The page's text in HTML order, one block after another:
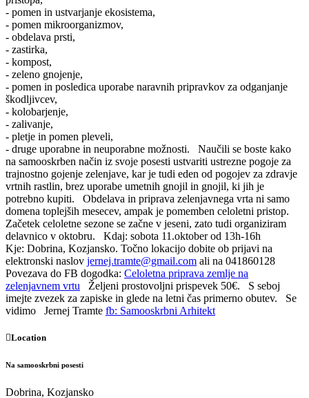
- pomen in ustvarjanje ekosistema,
- pomen mikroorganizmov,
- obdelava prsti,
- zastirka,
- kompost,
- zeleno gnojenje,
- pomen in posledica uporabe naravnih pripravkov za odganjanje
škodljivcev,
- kolobarjenje,
- zalivanje,
- pletje in pomen pleveli,
- druge uporabne in neuporabne možnosti.
Naučili se boste kako
na samooskrben način iz svoje posesti ustvariti ustrezne pogoje za
trajnostno gojenje zelenjave, kar je tudi eden od pogojev za zdravje
vrtnih rastlin, brez uporabe umetnih gnojil in gnojil, ki jih je
potrebno kupiti.
Obdelava in priprava zelenjavnega vrta ni samo
domena toplejših mesecev, ampak je pomemben celoletni pristop.
Začetek celoletne sezone se začne v jeseni, zato tudi organiziram
delavnico v oktobru.
Kdaj: sobota 11.oktober od 13h-16h
Kje: Dobrina, Kozjansko. Točno lokacijo dobite ob prijavi na
elektronski naslov jernej.tramte@gmail.com ali na 041860128
Povezava do FB dogodka: Celoletna priprava zemlje na
zelenjavnem vrtu
Željeni prostovoljni prispevek 50€.
S seboj
imejte zvezek za zapiske in glede na letni čas primerno obutev.
Se
vidimo
Jernej Tramte fb: Samooskrbni Arhitekt
Location
Na samooskrbni posesti
Dobrina, Kozjansko